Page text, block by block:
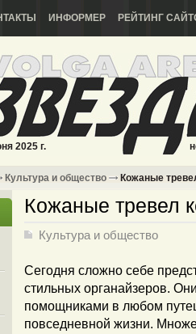
ИНФОРМЕР РЕЙТИНГ
2025 г.
Культура и общество Кожаные
Кожаные тревел
Культура и общество
Сегодня сложно себе
стильных органайзеров.
помощниками в любом
повседневной жизни.